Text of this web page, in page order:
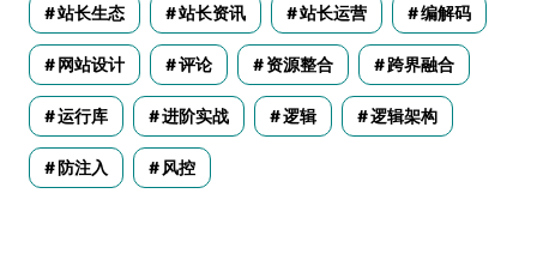
站长生态 站长资讯 站长运营 编解码
网站设计 评论 资源整合 跨界融合
运行库 进阶实战 逻辑 逻辑架构
防注入 风控